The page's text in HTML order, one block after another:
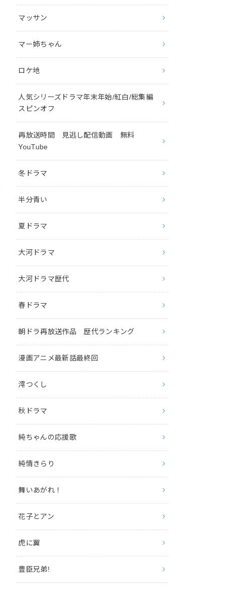
マッサン
マー姉ちゃん
ロケ地
人気シリーズドラマ年末年始/紅白/総集編
スピンオフ
再放送時間 見逃し配信動画 無料
YouTube
冬ドラマ
半分青い
夏ドラマ
大河ドラマ
大河ドラマ歴代
春ドラマ
朝ドラ再放送作品 歴代ランキング
漫画アニメ最新話最終回
澪つくし
秋ドラマ
純ちゃんの応援歌
純情きらり
舞いあがれ！
花子とアン
虎に翼
豊臣兄弟!